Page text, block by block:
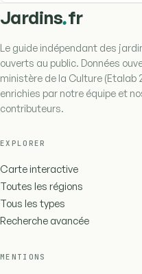
Jardins.fr
Le guide indépendant des
ouverts au public. Données
ministère de la Culture (Etalab
enrichies par notre équipe et
contributeurs.
EXPLORER
Carte interactive
Toutes les régions
Tous les types
Recherche avancée
MENTIONS